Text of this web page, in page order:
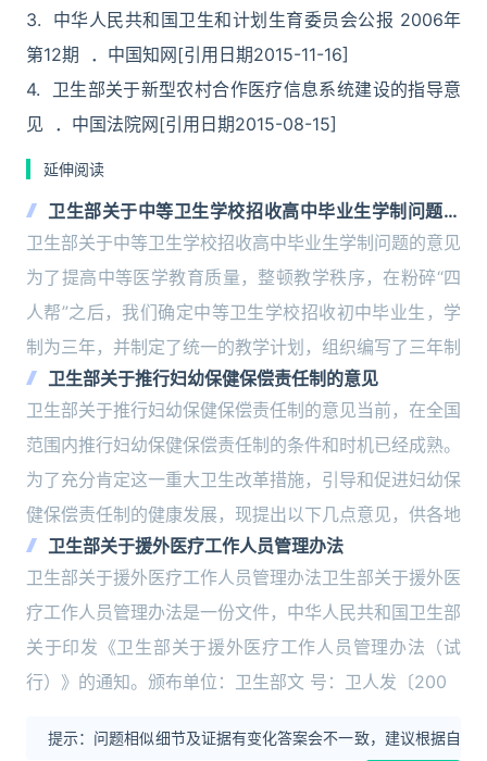
3. 中华人民共和国卫生和计划生育委员会公报 2006年
第12期 ．中国知网[引用日期2015-11-16]
4. 卫生部关于新型农村合作医疗信息系统建设的指导意
见 ．中国法院网[引用日期2015-08-15]
延伸阅读
卫生部关于中等卫生学校招收高中毕业生学制问题的
意见
卫生部关于中等卫生学校招收高中毕业生学制问题的意见
为了提高中等医学教育质量，整顿教学秩序，在粉碎“四
人帮”之后，我们确定中等卫生学校招收初中毕业生，学
制为三年，并制定了统一的教学计划，组织编写了三年制
卫生部关于推行妇幼保健保偿责任制的意见
卫生部关于推行妇幼保健保偿责任制的意见当前，在全国
范围内推行妇幼保健保偿责任制的条件和时机已经成熟。
为了充分肯定这一重大卫生改革措施，引导和促进妇幼保
健保偿责任制的健康发展，现提出以下几点意见，供各地
卫生部关于援外医疗工作人员管理办法
卫生部关于援外医疗工作人员管理办法卫生部关于援外医
疗工作人员管理办法是一份文件，中华人民共和国卫生部
关于印发《卫生部关于援外医疗工作人员管理办法（试
行）》的通知。颁布单位：卫生部文 号：卫人发〔200
提示：问题相似细节及证据有变化答案会不一致，建议根据自